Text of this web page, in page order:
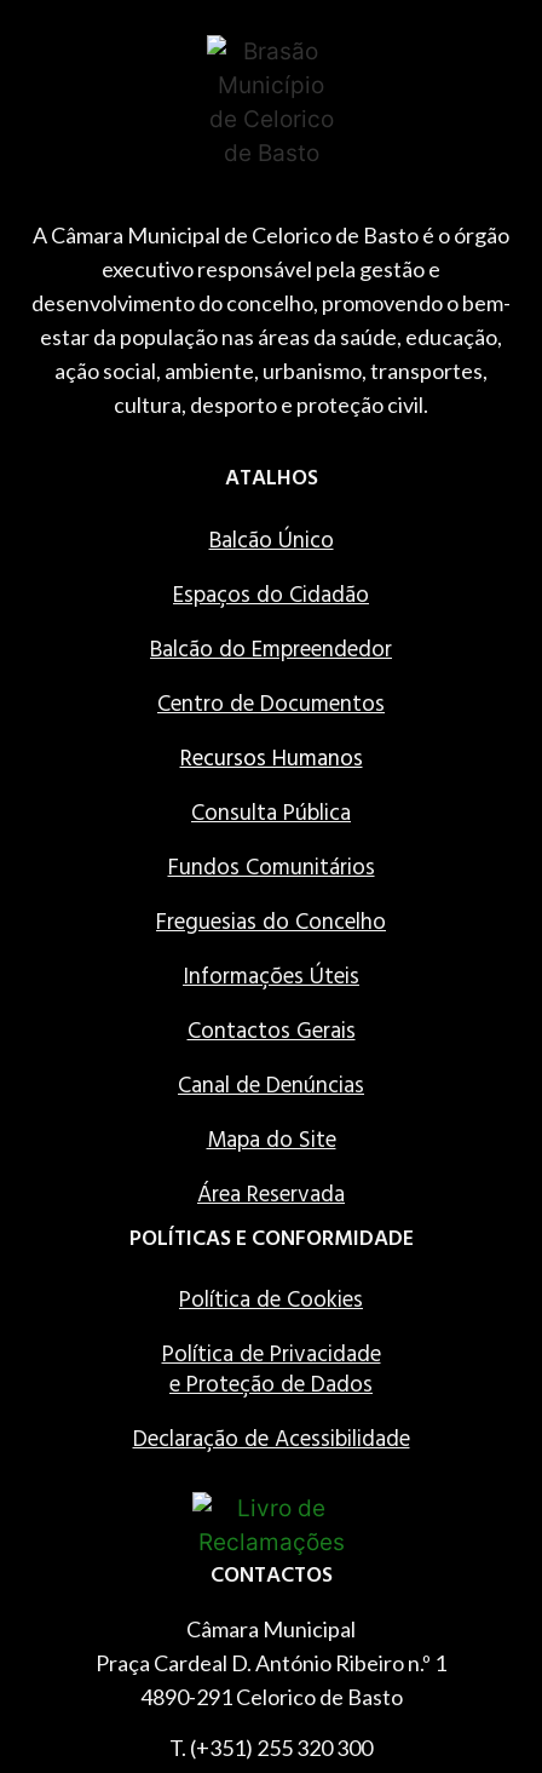
A Câmara Municipal de Celorico de Basto é o órgão
executivo responsável pela gestão e
desenvolvimento do concelho, promovendo o bem-
estar da população nas áreas da saúde, educação,
ação social, ambiente, urbanismo, transportes,
cultura, desporto e proteção civil.
ATALHOS
Balcão Único
Espaços do Cidadão
Balcão do Empreendedor
Centro de Documentos
Recursos Humanos
Consulta Pública
Fundos Comunitários
Freguesias do Concelho
Informações Úteis
Contactos Gerais
Canal de Denúncias
Mapa do Site
Área Reservada
POLÍTICAS E CONFORMIDADE
Política de Cookies
Política de Privacidade
e Proteção de Dados
Declaração de Acessibilidade
CONTACTOS
Câmara Municipal
Praça Cardeal D. António Ribeiro n.º 1
4890-291 Celorico de Basto
T. (+351) 255 320 300